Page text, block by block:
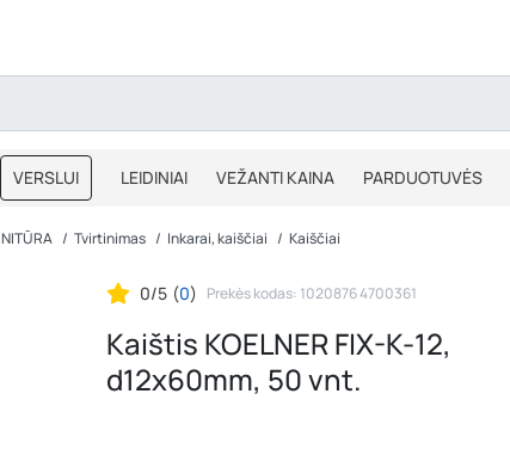
VERSLUI LEIDINIAI VEŽANTI KAINA PARDUOTUVĖS
MOKIBLOGAS IŠPARDAVIMAS
Tvirtinimas Inkarai, kaiščiai Kaiščiai
0/5 (0) Prekės kodas: 1020876 4700361
Kaištis KOELNER FIX-K-12,
d12x60mm, 50 vnt.